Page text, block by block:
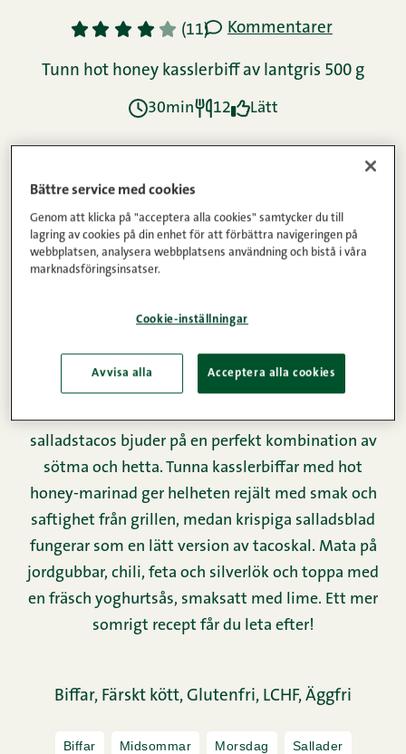
1 2 3 4 5 (11) Kommentarer
Tunn hot honey kasslerbiff av lantgris 500 g
30min 12 Lätt
Instruktioner
Näringsinnehåll
Salladsbladstacos med hot honey-kasslerbiff – en
fräsch och lätt sommardelikatess. Dessa enkla
salladstacos bjuder på en perfekt kombination av
sötma och hetta. Tunna kasslerbiffar med hot
honey-marinad ger helheten rejält med smak och
saftighet från grillen, medan krispiga salladsblad
fungerar som en lätt version av tacoskal. Mata på
jordgubbar, chili, feta och silverlök och toppa med
en fräsch yoghurtsås, smaksatt med lime. Ett mer
somrigt recept får du leta efter!
Biffar, Färskt kött, Glutenfri, LCHF, Äggfri
Biffar Midsommar Morsdag Sallader
Bättre service med cookies
Genom att klicka på "acceptera alla cookies" samtycker du till
lagring av cookies på din enhet för att förbättra navigeringen på
webbplatsen, analysera webbplatsens användning och bistå i våra
marknadsföringsinsatser.
Cookie-inställningar
Avvisa alla Acceptera alla cookies